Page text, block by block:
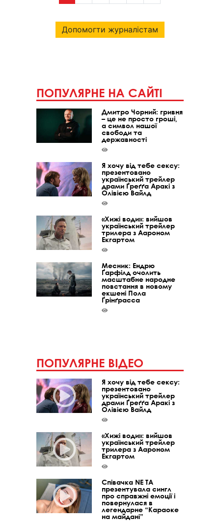
Допомогти журналістам
ПОПУЛЯРНЕ НА САЙТІ
Дмитро Чорний: гривня
– це не просто гроші,
а символ нашої
свободи та
державності
Я хочу від тебе сексу:
презентовано
український трейлер
драми Ґреґґа Аракі з
Олівією Вайлд
«Хижі води»: вийшов
український трейлер
трилера з Аароном
Екгартом
Месник: Ендрю
Ґарфілд очолить
масштабне народне
повстання в новому
екшені Пола
Ґрінґрасса
ПОПУЛЯРНЕ ВІДЕО
Я хочу від тебе сексу:
презентовано
український трейлер
драми Ґреґґа Аракі з
Олівією Вайлд
«Хижі води»: вийшов
український трейлер
трилера з Аароном
Екгартом
Співачка NE TA
презентувала сингл
про справжні емоції і
повернулася в
легендарне “Караоке
на майдані”